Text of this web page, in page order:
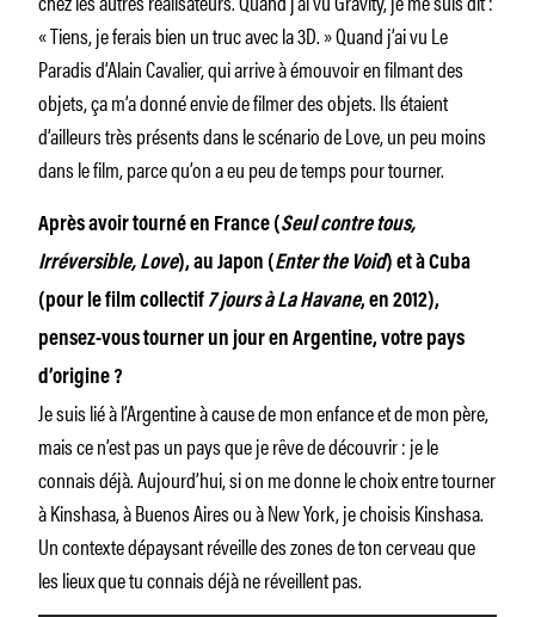
« Tiens, je ferais bien un truc avec la 3D. » Quand j’ai vu Le
Paradis d’Alain Cavalier, qui arrive à émouvoir en filmant des
objets, ça m’a donné envie de filmer des objets. Ils étaient
d’ailleurs très présents dans le scénario de Love, un peu moins
dans le film, parce qu’on a eu peu de temps pour tourner.
Après avoir tourné en France (Seul contre tous,
Irréversible, Love), au Japon (Enter the Void) et à Cuba
(pour le film collectif 7 jours à La Havane, en 2012),
pensez-vous tourner un jour en Argentine, votre pays
d’origine ?
Je suis lié à l’Argentine à cause de mon enfance et de mon père,
mais ce n’est pas un pays que je rêve de découvrir : je le
connais déjà. Aujourd’hui, si on me donne le choix entre tourner
à Kinshasa, à Buenos Aires ou à New York, je choisis Kinshasa.
Un contexte dépaysant réveille des zones de ton cerveau que
les lieux que tu connais déjà ne réveillent pas.